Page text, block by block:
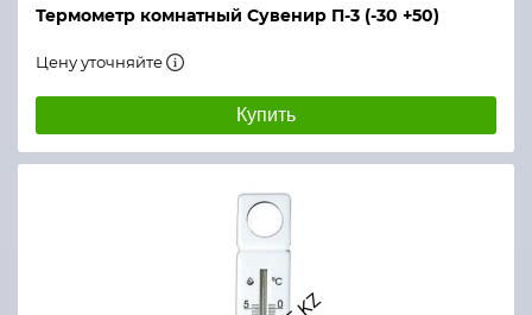
Термометр комнатный Сувенир П-3 (-30 +50)
Цену уточняйте
Купить